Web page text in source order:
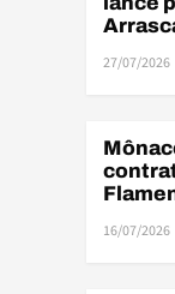
27/07/2026
ELENCO
16/07/2026